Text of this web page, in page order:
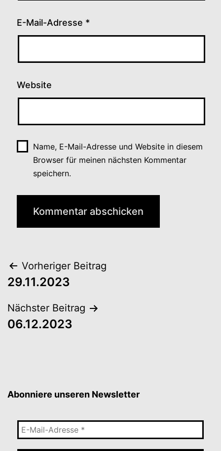
E-Mail-Adresse *
Website
Name, E-Mail-Adresse und Website in diesem
Browser für meinen nächsten Kommentar
speichern.
Beitragsnavigation
Vorheriger Beitrag
29.11.2023
Nächster Beitrag
06.12.2023
Abonniere unseren Newsletter
E-
Mail-